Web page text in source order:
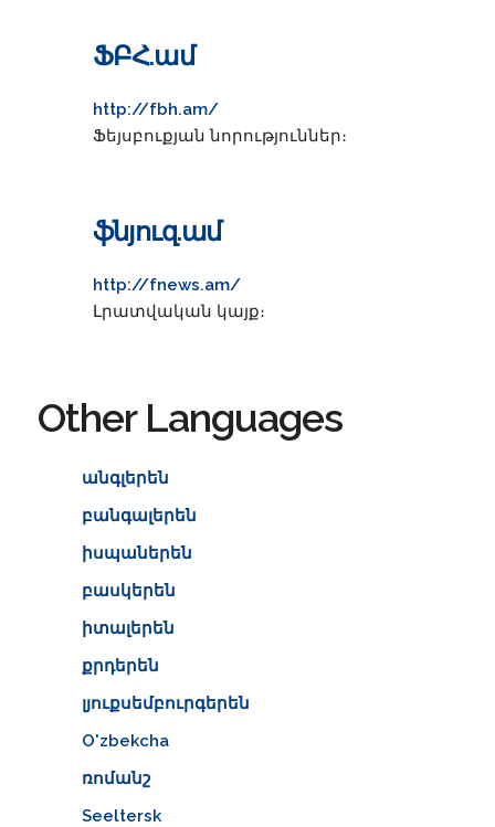
ՖԲՀ.ամ
http://fbh.am/
Ֆեյսբուքյան նորություններ։
ֆնյուզ.ամ
http://fnews.am/
Լրատվական կայք։
Other Languages
անգլերեն
բանգալերեն
իսպաներեն
բասկերեն
իտալերեն
քրդերեն
լյուքսեմբուրգերեն
O'zbekcha
ռոմանշ
Seeltersk